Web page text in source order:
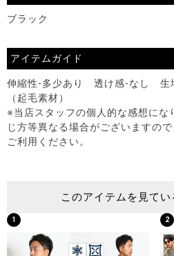
ブラック
アイテムガイド
伸縮性-多少あり 透け感-なし 生
（起毛素材）
※当店スタッフの個人的な感想にな
じ方等異なる場合がございますの
ご利用ください。
このアイテムを見て
1 2